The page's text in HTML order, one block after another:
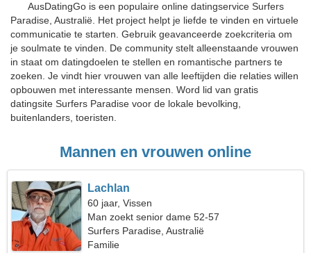
AusDatingGo is een populaire online datingservice Surfers
Paradise, Australië. Het project helpt je liefde te vinden en virtuele
communicatie te starten. Gebruik geavanceerde zoekcriteria om
je soulmate te vinden. De community stelt alleenstaande vrouwen
in staat om datingdoelen te stellen en romantische partners te
zoeken. Je vindt hier vrouwen van alle leeftijden die relaties willen
opbouwen met interessante mensen. Word lid van gratis
datingsite Surfers Paradise voor de lokale bevolking,
buitenlanders, toeristen.
Mannen en vrouwen online
Lachlan
60 jaar, Vissen
Man zoekt senior dame 52-57
Surfers Paradise, Australië
Familie